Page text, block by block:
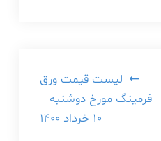
لیست قیمت ورق
فرمینگ مورخ دوشنبه –
۱۰ خرداد ۱۴۰۰